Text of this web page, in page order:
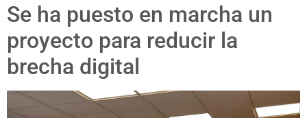
Se ha puesto en marcha un
proyecto para reducir la
brecha digital